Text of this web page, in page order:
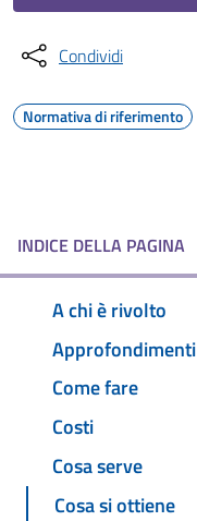
Condividi
Normativa di riferimento
INDICE DELLA PAGINA
A chi è rivolto
Approfondimenti
Come fare
Costi
Cosa serve
Cosa si ottiene